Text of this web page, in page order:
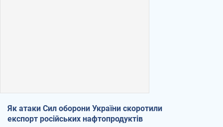
Як атаки Сил оборони України скоротили
експорт російських нафтопродуктів